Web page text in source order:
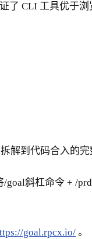
了 CLI 工具优于
解到代码合入的完
goal斜杠命令 + /
goal.rpcx.io/ 。